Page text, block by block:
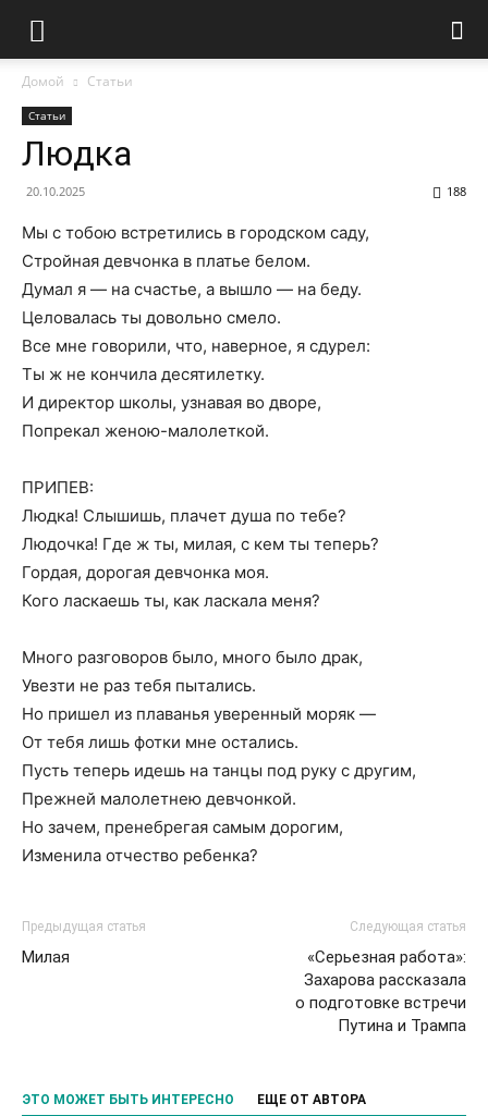
Домой Статьи
Статьи
Людка
20.10.2025 188
Мы с тобою встретились в городском саду,
Стройная девчонка в платье белом.
Думал я — на счастье, а вышло — на беду.
Целовалась ты довольно смело.
Все мне говорили, что, наверное, я сдурел:
Ты ж не кончила десятилетку.
И директор школы, узнавая во дворе,
Попрекал женою-малолеткой.
ПРИПЕВ:
Людка! Слышишь, плачет душа по тебе?
Людочка! Где ж ты, милая, с кем ты теперь?
Гордая, дорогая девчонка моя.
Кого ласкаешь ты, как ласкала меня?
Много разговоров было, много было драк,
Увезти не раз тебя пытались.
Но пришел из плаванья уверенный моряк —
От тебя лишь фотки мне остались.
Пусть теперь идешь на танцы под руку с другим,
Прежней малолетнею девчонкой.
Но зачем, пренебрегая самым дорогим,
Изменила отчество ребенка?
Предыдущая статья
Милая
Следующая статья
«Серьезная работа»:
Захарова рассказала
о подготовке встречи
Путина и Трампа
ЭТО МОЖЕТ БЫТЬ ИНТЕРЕСНО ЕЩЕ ОТ АВТОРА